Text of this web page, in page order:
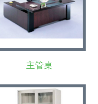
主管桌